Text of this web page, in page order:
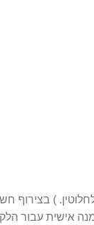
אישית עבור